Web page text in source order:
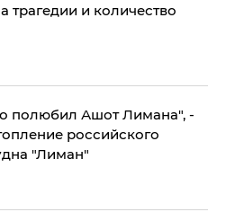
трагедии и количество
полюбил Ашот Лимана", -
российского
"Лиман"